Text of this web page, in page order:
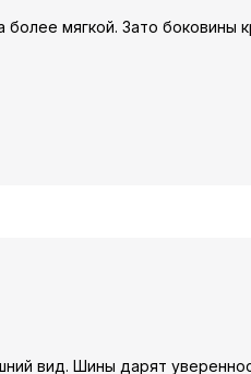
мягкой. Зато боковины
вид. Шины дарят